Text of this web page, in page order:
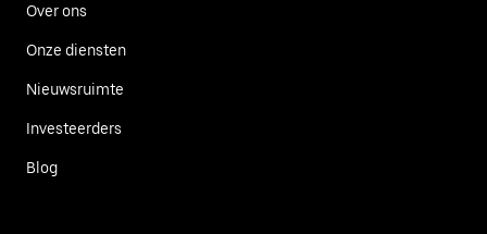
Over ons
Onze diensten
Nieuwsruimte
Investeerders
Blog